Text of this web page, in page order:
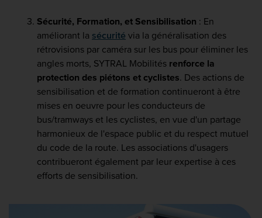
Sécurité, Formation, et Sensibilisation : En
améliorant la sécurité via la généralisation des
rétrovisions par caméra sur les bus pour éliminer les
angles morts, SYTRAL Mobilités renforce la
protection des piétons et cyclistes. Des actions de
sensibilisation et de formation continueront à être
mises en oeuvre pour les conducteurs de
bus/tramways et les cyclistes, en vue d'un partage
harmonieux de l'espace public et du respect mutuel
du code de la route. Les associations d'usagers
contribueront également par leur expertise à ces
efforts de sensibilisation.